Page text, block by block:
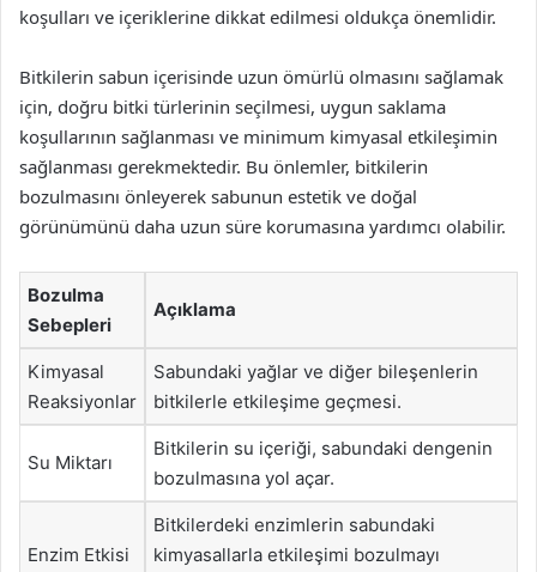
koşulları ve içeriklerine dikkat edilmesi oldukça önemlidir.
Bitkilerin sabun içerisinde uzun ömürlü olmasını sağlamak
için, doğru bitki türlerinin seçilmesi, uygun saklama
koşullarının sağlanması ve minimum kimyasal etkileşimin
sağlanması gerekmektedir. Bu önlemler, bitkilerin
bozulmasını önleyerek sabunun estetik ve doğal
görünümünü daha uzun süre korumasına yardımcı olabilir.
Bozulma
Sebepleri
Açıklama
Kimyasal
Reaksiyonlar
Sabundaki yağlar ve diğer bileşenlerin
bitkilerle etkileşime geçmesi.
Su Miktarı
Bitkilerin su içeriği, sabundaki dengenin
bozulmasına yol açar.
Enzim Etkisi
Bitkilerdeki enzimlerin sabundaki
kimyasallarla etkileşimi bozulmayı